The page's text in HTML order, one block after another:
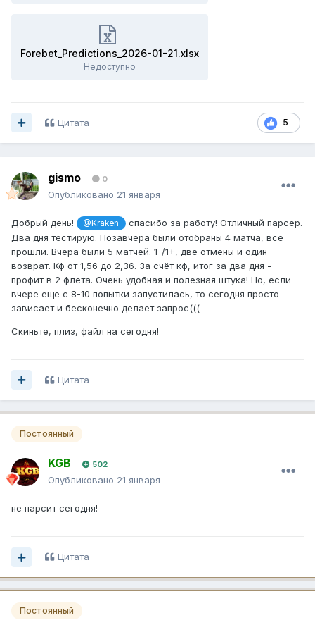
Forebet_Predictions_2026-01-21.xlsx
Недоступно
5
Цитата
gismo 0
Опубликовано 21 января
Добрый день! @Kraken
спасибо за работу! Отличный парсер.
Два дня тестирую. Позавчера были отобраны 4 матча, все
прошли. Вчера были 5 матчей. 1-/1+, две отмены и один
возврат. Кф от 1,56 до 2,36. За счёт кф, итог за два дня -
профит в 2 флета. Очень удобная и полезная штука! Но, если
вчере еще с 8-10 попытки запустилась, то сегодня просто
зависает и бесконечно делает запрос(((
Скиньте, плиз, файл на сегодня!
Цитата
Постоянный
KGB 502
Опубликовано 21 января
не парсит сегодня!
Цитата
Постоянный